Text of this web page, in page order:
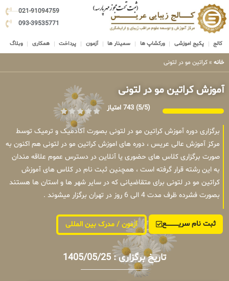
021-91094759
093-39535771
کالج پکیج اموزشی ورکشاپ ها سمینار ها آزمون پرداخت همکاری وبلاگ
خانه » کراتین مو در لتونی
آموزش کراتین مو در لتونی
(5/5) 743 امتیاز
برگزاری دوره آموزش کراتین مو در لتونی بصورت آکادمیک و ترمیک توسط
مرکز آموزش عالی عریس ، دوره های اموزش کراتین مو در لتونی هم اکنون به
صورت برگزاری کلاس های حضوری یا آنلاین در دسترس عموم علاقه مندان
به این رشته قرار گرفته است ، همچنین ثبت نام در کلاس های آموزش
کراتین مو در لتونی برای متقاضیانی که در سایر شهر ها و استان ها هستند
بصورت فشرده ظرف مدت 4 الی 6 روز در تهران برگزار میشوند .
ثبت نام سریــــــــــــع آزمون / مدرک بین المللی
تاریخ برگزاری : 1405/05/25